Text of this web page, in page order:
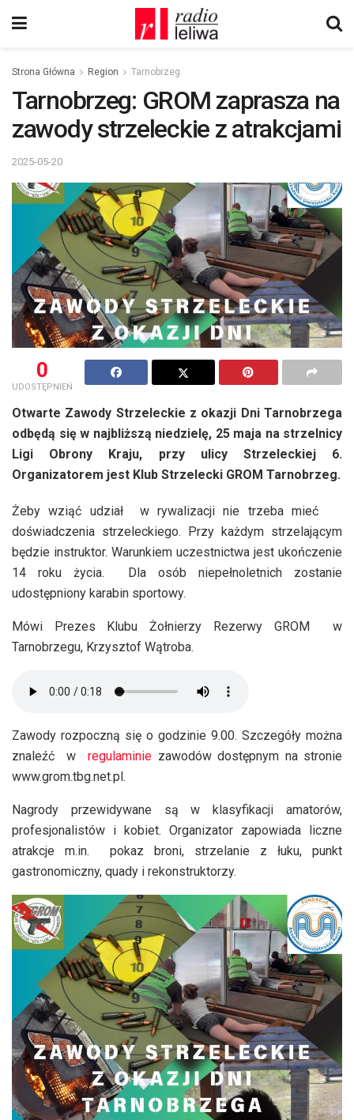
Strona Główna Region Tarnobrzeg
Tarnobrzeg: GROM zaprasza na
zawody strzeleckie z atrakcjami
2025-05-20
0
UDOSTĘPNIEŃ
Otwarte Zawody Strzeleckie z okazji Dni Tarnobrzega
odbędą się w najbliższą niedzielę, 25 maja na strzelnicy
Ligi Obrony Kraju, przy ulicy Strzeleckiej 6.
Organizatorem jest Klub Strzelecki GROM Tarnobrzeg.
Żeby wziąć udział w rywalizacji nie trzeba mieć
doświadczenia strzeleckiego. Przy każdym strzelającym
będzie instruktor. Warunkiem uczestnictwa jest ukończenie
14 roku życia. Dla osób niepełnoletnich zostanie
udostępniony karabin sportowy.
Mówi Prezes Klubu Żołnierzy Rezerwy GROM w
Tarnobrzegu, Krzysztof Wątroba.
Zawody rozpoczną się o godzinie 9.00. Szczegóły można
znaleźć w regulaminie zawodów dostępnym na stronie
www.grom.tbg.net.pl.
Nagrody przewidywane są w klasyfikacji amatorów,
profesjonalistów i kobiet. Organizator zapowiada liczne
atrakcje m.in. pokaz broni, strzelanie z łuku, punkt
gastronomiczny, quady i rekonstruktorzy.